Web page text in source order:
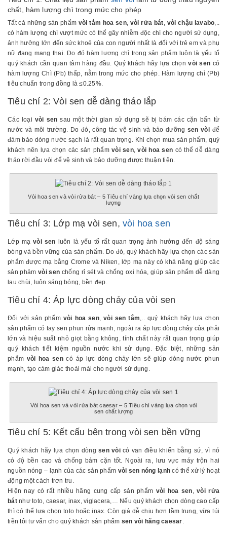
chất, hàm lượng chì trong mức cho phép
Tất cả những sản phẩm vòi tắm hoa sen, vòi rửa bát vòi chậu lavabo
có hàm lượng chì vượt mức có thể gây nhiễm độc chì cho người sử dụng,
ảnh hưởng lớn đến sức khoẻ của con người nhất là đối với trẻ em và phụ
nữ đang mang thai. Do đó hàm lượng chì trong sản phẩm luôn là yếu tố
quý khách cần quan tâm hàng đầu. Quý khách hãy lựa chọnvòi sen có
hàm lượng Chì (Pb) thấp, nằm trong mức cho phép. Hàm lượng chì (Pb)
tiêu chuẩn trong đồng là ≤0.25%.
Tiêu chí 2: Vòi sen dễ dàng tháo lắp
Các loại vòi sen sau một thời gian sử dụng sẽ bị bám các cặn bẩn từ
nước và môi trường. Do đó, công tác vệ sinh và bảo dưỡng sen vòiđể
đảm bảo dòng nước sạch là rất quan trọng. Khi chọn mua sản phẩm, quý
khách nên lựa chọn các sản phẩmvòi sen,vòi hoa sen có thể dễ dàng
tháo rời đầu vòi để vệ sinh và bảo dưỡng được thuận tiện.
Vòi hoa sen và vòi rửa bát – 5 Tiêu chí vàng lựa chọn vòi sen chất
lượng
Tiêu chí 3: Lớp mạ vòi sen,vòi hoa sen
Lớp mạvòi sen luôn là yếu tố rất quan trọng ảnh hưởng đến độ sáng
bóng và bền vững của sản phẩm. Do đó, quý khách hãy lựa chọn các sản
phẩm được mạ bằng Crome và Niken, lớp mạ này có khả năng giúp các
sản phảmvòi sen chống rỉ sét và chống oxi hóa, giúp sản phẩm dễ dàng
lau chùi, luôn sáng bóng, bền đẹp.
Tiêu chí 4: Áp lực dòng chảy của vòi sen
Đối với sản phẩm vòi hoa sen,vòi sen tắm,.. quý khách hãy lựa chọn
sản phẩm có tay sen phun rửa mạnh, ngoài ra áp lực dòng chảy của phải
lớn và hiệu suất nhỏ giọt bằng không, tính chất này rất quan trọng giúp
quý khách tiết kiệm nguồn nước khi sử dụng. Đặc biệt, những sản
phẩm vòi hoa sencó áp lực dòng chảy lớn sẽ giúp dòng nước phun
mạnh, tạo cảm giác thoải mái cho người sử dụng.
Vòi hoa sen và vòi rửa bát caesar – 5 Tiêu chí vàng lựa chọn vòi
sen chất lượng
Tiêu chí 5: Kết cấu bên trong vòi sen bền vững
Quý khách hãy lựa chọn dòng sen vòicó van điều khiển bằng sứ, vì nó
có độ bền cao và chống bám cặn tốt. Ngoài ra, lưu vực máy trộn hai
nguồn nóng – lạnh của các sản phẩm vòi sen nóng lạnh có thể xử lý hoạt
động một cách trơn tru.
Hiện nay có rất nhiều hãng cung cấp sản phẩm vòi hoa sen,vòi rửa
bátnhư toto, caesar, inax, viglacera,… Nếu quý khách chọn dòng cao cấp
thì có thể lựa chọn toto hoặc inax. Còn giá dễ chịu hơn tầm trung, vừa túi
tiền tôi tư vấn cho quý khách sản phẩm sen vòi hãng caesar.